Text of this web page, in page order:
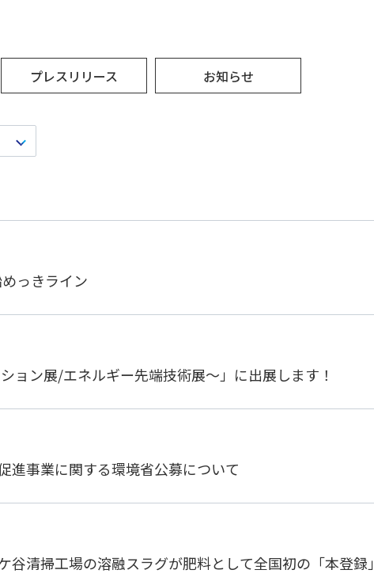
プレスリリース お知らせ
めっきライン
ョン展/エネルギー先端技術展～」に出展します！
進事業に関する環境省公募について
清掃工場の溶融スラグが肥料として全国初の「本登録」